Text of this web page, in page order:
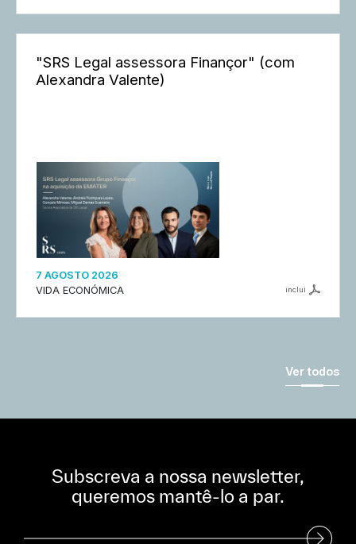
"SRS Legal assessora Finançor" (com
Alexandra Valente)
7 AGOSTO 2026
VIDA ECONÓMICA
inclui
Ver todos
Subscreva a nossa newsletter,
queremos mantê-lo a par.
Subscreva a nossa Newsletter